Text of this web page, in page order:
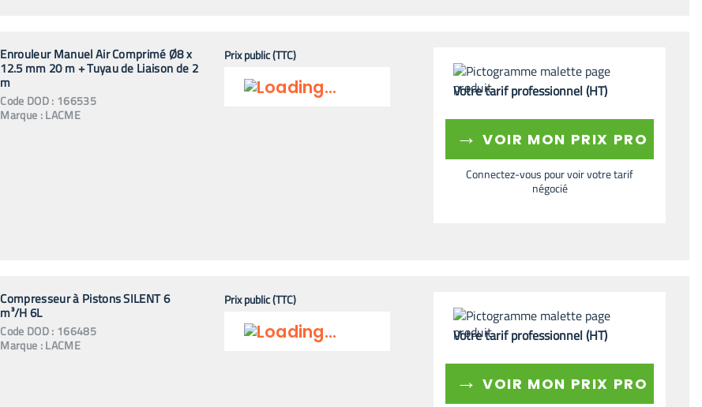
Enrouleur Manuel Air Comprimé Ø8 x
12.5 mm 20 m + Tuyau de Liaison de 2
m
Code DOD: 166535
Marque :LACME
Prix public (TTC)
Votre tarif professionnel (HT)
→ VOIR MON PRIX PRO
Connectez-vous pour voir votre tarif
négocié
Compresseur à Pistons SILENT 6
m³/H 6L
Code DOD: 166485
Marque :LACME
Prix public (TTC)
Votre tarif professionnel (HT)
→ VOIR MON PRIX PRO